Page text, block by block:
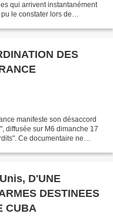
qui arrivent instantanément
le constater lors de
DES
manifeste son désaccord
diffusée sur M6 dimanche 17
Ce documentaire ne
D'UNE
DESTINEES
CUBA